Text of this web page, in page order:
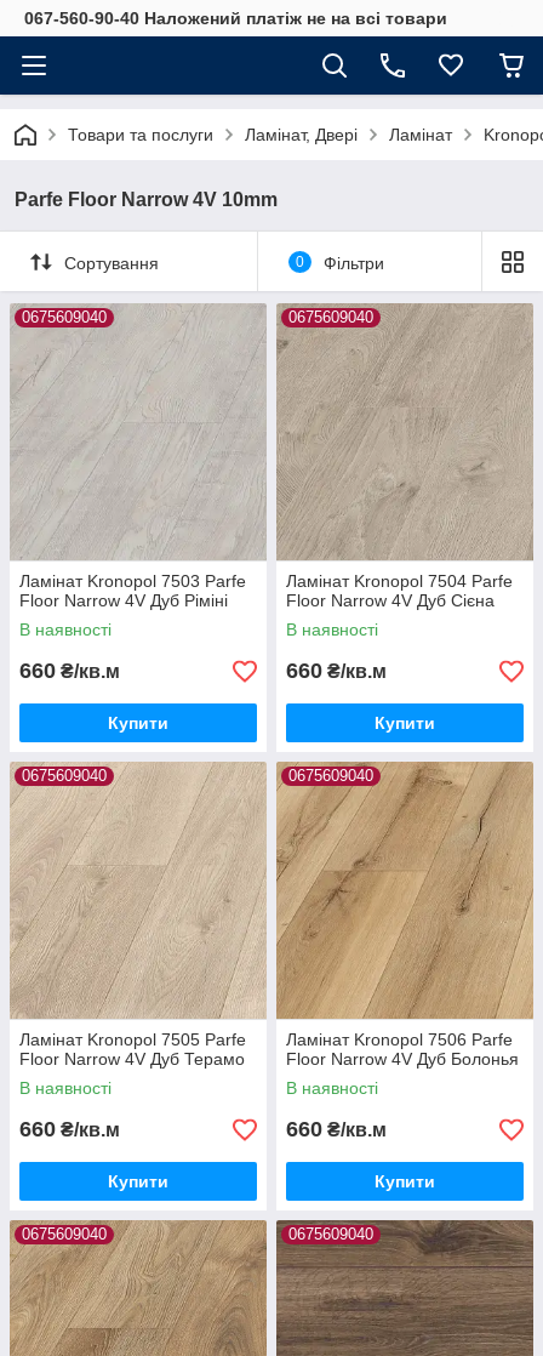
067-560-90-40 Наложений платіж не на всі товари
Товари та послуги Ламінат, Двері Ламінат
Parfe Floor Narrow 4V 10mm
Сортування 0 Фільтри
0675609040
Ламінат Kronopol 7503 Parfe
Floor Narrow 4V Дуб Ріміні
В наявності
660 ₴/кв.м
Купити
0675609040
Ламінат Kronopol 7504 Parfe
Floor Narrow 4V Дуб Сієна
В наявності
660 ₴/кв.м
Купити
0675609040
Ламінат Kronopol 7505 Parfe
Floor Narrow 4V Дуб Терамо
В наявності
660 ₴/кв.м
Купити
0675609040
Ламінат Kronopol 7506 Parfe
Floor Narrow 4V Дуб Болонья
В наявності
660 ₴/кв.м
Купити
0675609040 0675609040